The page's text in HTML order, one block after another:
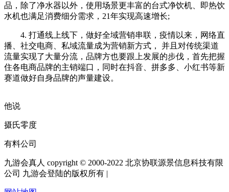
品，除了净水器以外，使用场景更丰富的台式净饮机、即热饮
水机也满足消费细分需求，21年实现高速增长;
4. 打通线上线下，做好全域营销串联，疫情以来，网络直
播、社交电商、私域流量成为营销新方式， 并且对传统渠道
流量实现了大量分流，品牌方也要跟上发展的步伐，首先把握
住各电商品牌的主销端口，同时在抖音、拼多多、小红书等新
赛道做好自身品牌的声量建设。
他说
摄氏零度
有料公司
九游会真人 copyright © 2000-2022 北京协联源景信息科技有限
公司 九游会登陆的版权所有 |